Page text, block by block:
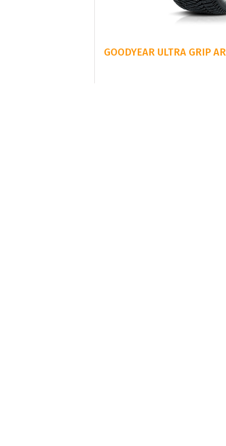
GOODYEAR ULTRA GRIP